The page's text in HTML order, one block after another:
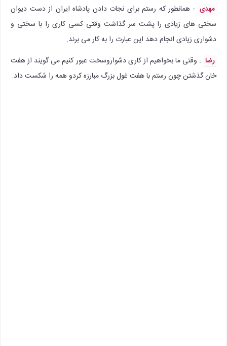
مهدی : همانطور که رستم برای نجات دادن پادشاه ایران از دست دیوان
سختی های زیادی را پشت سر گذاشت وقتی کسی کاری را با سختی و
دشواری زیادی انجام دهد این عبارت را به کار می برند.
رضا : وقتی ما بخواهیم از کاری دشواروسخت عبور کنیم می گویند از هفت
خان گذشتن چون رستم با هفت غول بزرگ مبارزه کردو همه را شکست داد.